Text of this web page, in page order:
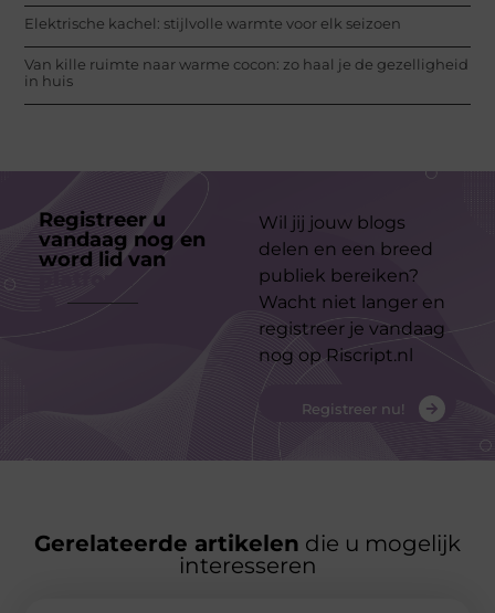
Elektrische kachel: stijlvolle warmte voor elk seizoen
Van kille ruimte naar warme cocon: zo haal je de gezelligheid
in huis
Registreer u
vandaag nog en
word lid van
Wil jij jouw blogs
delen en een breed
publiek bereiken?
Wacht niet langer en
registreer je vandaag
nog op Riscript.nl
Registreer nu!
Gerelateerde artikelen die u mogelijk
interesseren